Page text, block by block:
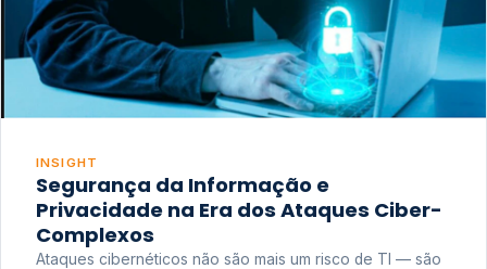
INSIGHT
Segurança da Informação e
Privacidade na Era dos Ataques Ciber-
Complexos
Ataques cibernéticos não são mais um risco de TI — são